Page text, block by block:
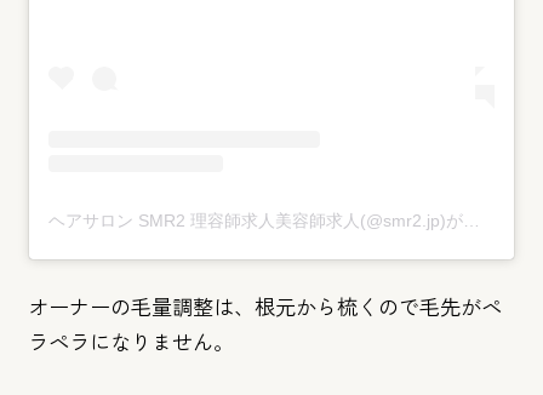
ヘアサロン SMR2 理容師求人美容師求人(@smr2.jp)がシェアした投稿
オーナーの毛量調整は、根元から梳くので毛先がペ
ラペラになりま せん。